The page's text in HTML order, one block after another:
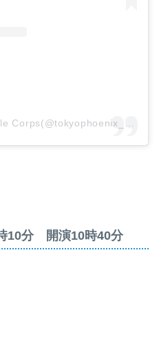
10分 開演10時40分